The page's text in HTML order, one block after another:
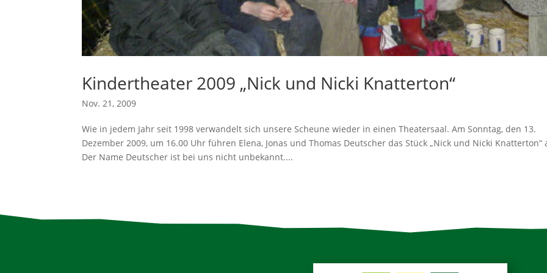
Kindertheater 2009 „Nick und Nicki Knatterton“
Nov. 21, 2009
Wie in jedem Jahr seit 1998 verwandelt sich unsere Scheune wieder in einen Theatersaal. Am Sonntag, den 13.
Dezember 2009, um 16.00 Uhr führen Elena, Jonas und Thomas Deutscher das Stück „Nick und Nicki Knatterton“
Der Name Deutscher ist bei uns nicht unbekannt....